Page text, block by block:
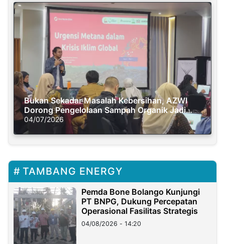
Bukan Sekadar Masalah Kebersihan, AZWI
Dorong Pengelolaan Sampah Organik Jadi
Solusi Krisis Iklim
04/07/2026
TAMBANG ENERGY
Pemda Bone Bolango Kunjungi
PT BNPG, Dukung Percepatan
Operasional Fasilitas Strategis
04/08/2026 - 14:20